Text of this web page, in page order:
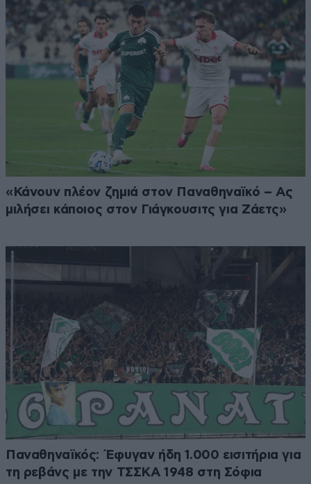
«Κάνουν πλέον ζημιά στον Παναθηναϊκό – Ας
μιλήσει κάποιος στον Γιάγκουσιτς για Ζάετς»
Παναθηναϊκός: Έφυγαν ήδη 1.000 εισιτήρια για
τη ρεβάνς με την ΤΣΣΚΑ 1948 στη Σόφια